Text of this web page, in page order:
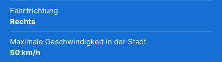
Fahrtrichtung
Rechts
Maximale Geschwindigkeit in der Stadt
50 km/h